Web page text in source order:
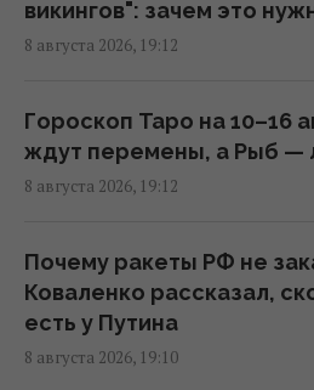
18:21 суббота, 08 августа 2026
Скорпионам -
предательство
18:00 суббота, 08 августа 2026
Норвежские военные
викингов" для
17:38 суббота, 08 августа 2026
викингов": зачем это
8 августа 2026, 19:12
Гороскоп Таро на 10–16
ждут перемены, а Рыб —
8 августа 2026, 19:12
Почему ракеты РФ не
Коваленко рассказал,
есть у Путина
8 августа 2026, 19:10